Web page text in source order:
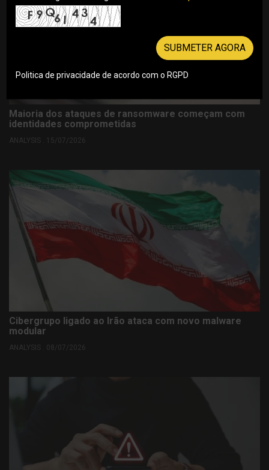
Maioria dos ataques de ransomware começam com
identidades comprometidas
ANALYSIS . 15/07/2026
Cibergrupo ligado ao Irão ataca com novo malware
modular
ANALYSIS . 08/07/2026
SUBMETER AGORA
Politica de privacidade de acordo com o RGPD